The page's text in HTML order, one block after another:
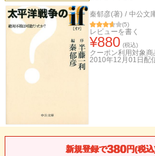
秦郁彦(著) / 中公文
(5)
レビューを書く
¥880 (税込)
クーポン利用対象商
2010年12月01日 配
新規登録で380円(税